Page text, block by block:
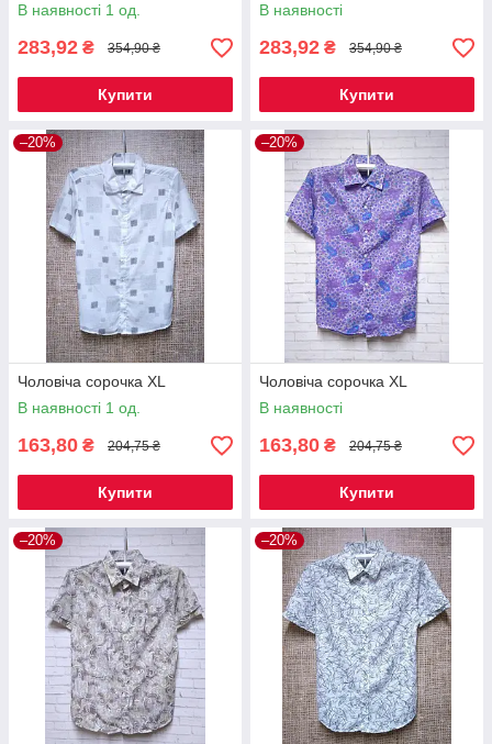
В наявності 1 од.
283,92 ₴ 354,90 ₴
Купити
В наявності
283,92 ₴ 354,90 ₴
Купити
–20%
Чоловіча сорочка XL
В наявності 1 од.
163,80 ₴ 204,75 ₴
Купити
–20%
Чоловіча сорочка XL
В наявності
163,80 ₴ 204,75 ₴
Купити
–20% –20%